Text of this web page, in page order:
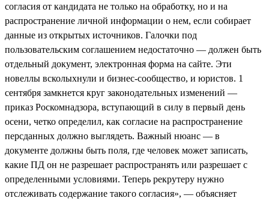
согласия от кандидата не только на обработку, но и на
распространение личной информации о нем, если собирает
данные из открытых источников. Галочки под
пользовательским соглашением недостаточно — должен быть
отдельный документ, электронная форма на сайте. Эти
новеллы всколыхнули и бизнес-сообщество, и юристов. 1
сентября замкнется круг законодательных изменений —
приказ Роскомнадзора, вступающий в силу в первый день
осени, четко определил, как согласие на распространение
персданных должно выглядеть. Важный нюанс — в
документе должны быть поля, где человек может записать,
какие ПД он не разрешает распространять или разрешает с
определенными условиями. Теперь рекрутеру нужно
отслеживать содержание такого согласия», — объясняет